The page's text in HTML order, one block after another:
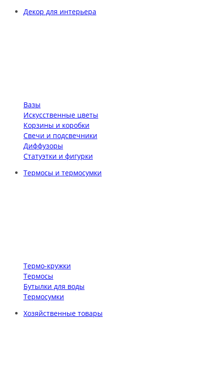
Декор для интерьера
Вазы
Искусственные цветы
Корзины и коробки
Свечи и подсвечники
Диффузоры
Статуэтки и фигурки
Термосы и термосумки
Термо-кружки
Термосы
Бутылки для воды
Термосумки
Хозяйственные товары